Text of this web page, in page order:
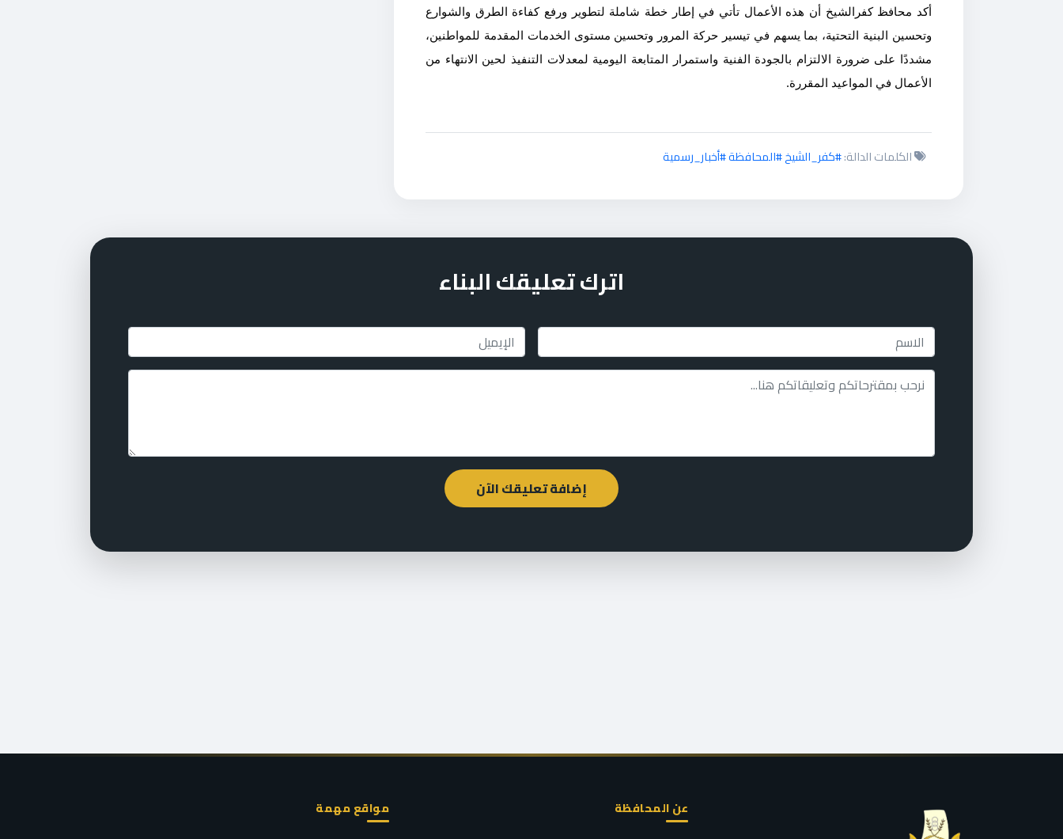
أكد محافظ كفرالشيخ أن هذه الأعمال تأتي في إطار خطة شاملة لتطوير ورفع كفاءة الطرق والشوارع
وتحسين البنية التحتية، بما يسهم في تيسير حركة المرور وتحسين مستوى الخدمات المقدمة للمواطنين،
مشددًا على ضرورة الالتزام بالجودة الفنية واستمرار المتابعة اليومية لمعدلات التنفيذ لحين الانتهاء من
الأعمال في المواعيد المقررة.
الكلمات الدالة:#كفر_الشيخ #المحافظة #أخبار_رسمية
اترك تعليقك البناء
إضافة تعليقك الآن
عن المحافظة مواقع مهمة